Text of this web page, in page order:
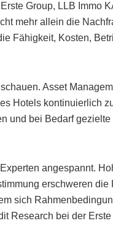
Group, LLB Immo
mehr allein die
Fähigkeit, Kosten,
Asset
Hotels kontinuierlich
und bei Bedarf gezielte
angespannt.
erschweren die
sich
Research bei der